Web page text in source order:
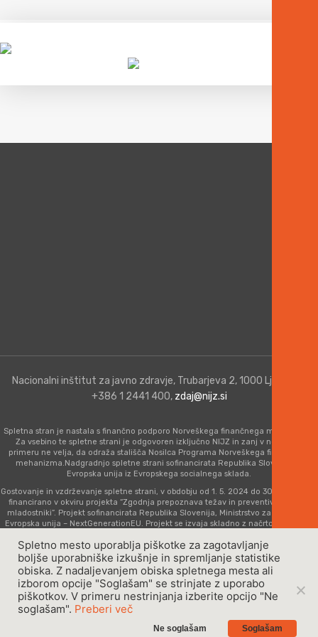
Nacionalni inštitut za javno zdravje, Trubarjeva 2, 1000 Ljubljana,
+386 1 2441 400, zdaj@nijz.si
Spletna stran je nastala s finančno podporo Norveškega finančnega mehanizma.
Za vsebino te spletne strani je odgovoren izključno NIJZ in zanj v nobenem
primeru ne velja, da odraža stališča Nosilca Programa Norveškega finančnega
mehanizma.Nadgradnjo spletne strani sofinancirata Republika Slovenija in
Evropska unija iz Evropskega socialnega sklada.
Gostovanje in vzdrževanje spletne strani, v obdobju od 1. 5. 2024 do 30. 6. 2026, je
financirano v okviru projekta “Zgodnja prepoznava težav in preventivno delo z
mladostniki”. Projekt sofinancirata Republika Slovenija, Ministrstvo za zdravje in
Evropska unija – NextGenerationEU. Projekt se izvaja skladno z načrtom v okviru
K14), naložbe: Krepitev kompetenc kadrov v zdravstvu za zagotavljanje kakovosti
oskrbe.
Pravno obvestilo|Piškotki| Produkcija:Idearna
Copyright © 2023 - ZDAJ, Vse pravice pridržane
Spletno mesto uporablja piškotke za zagotavljanje
boljše uporabniške izkušnje in spremljanje statistike
obiska. Z nadaljevanjem obiska spletnega mesta ali
izborom opcije "Soglašam" se strinjate z uporabo
piškotkov. V primeru nestrinjanja izberite opcijo "Ne
soglašam". Preberi več
Soglašam
Ne soglašam